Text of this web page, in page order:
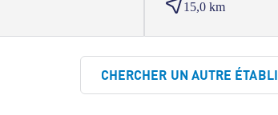
15,0 km
CHERCHER UN AUTRE